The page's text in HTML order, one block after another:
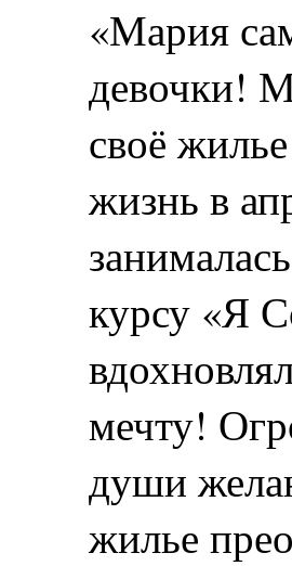
«Мария
девочки!
своё
жизнь в
курсу «Я
мечту!
души
жилье